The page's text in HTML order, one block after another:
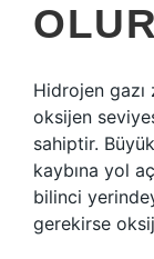
Hidrojen
oksijen
sahiptir.
kaybına yol
bilinci
gerekirse